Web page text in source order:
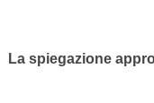
La spiegazione